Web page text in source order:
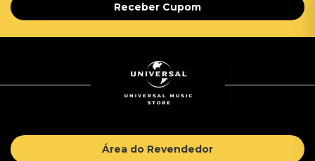
Receber Cupom
Área do Revendedor